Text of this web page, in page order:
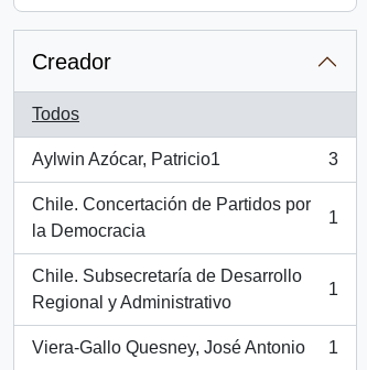
Creador
Todos
Aylwin Azócar, Patricio1
, 3 resultados
3
Chile. Concertación de Partidos por
la Democracia
, 1 resultados
1
Chile. Subsecretaría de Desarrollo
Regional y Administrativo
, 1 resultados
1
Viera-Gallo Quesney, José Antonio
, 1 resultados
1